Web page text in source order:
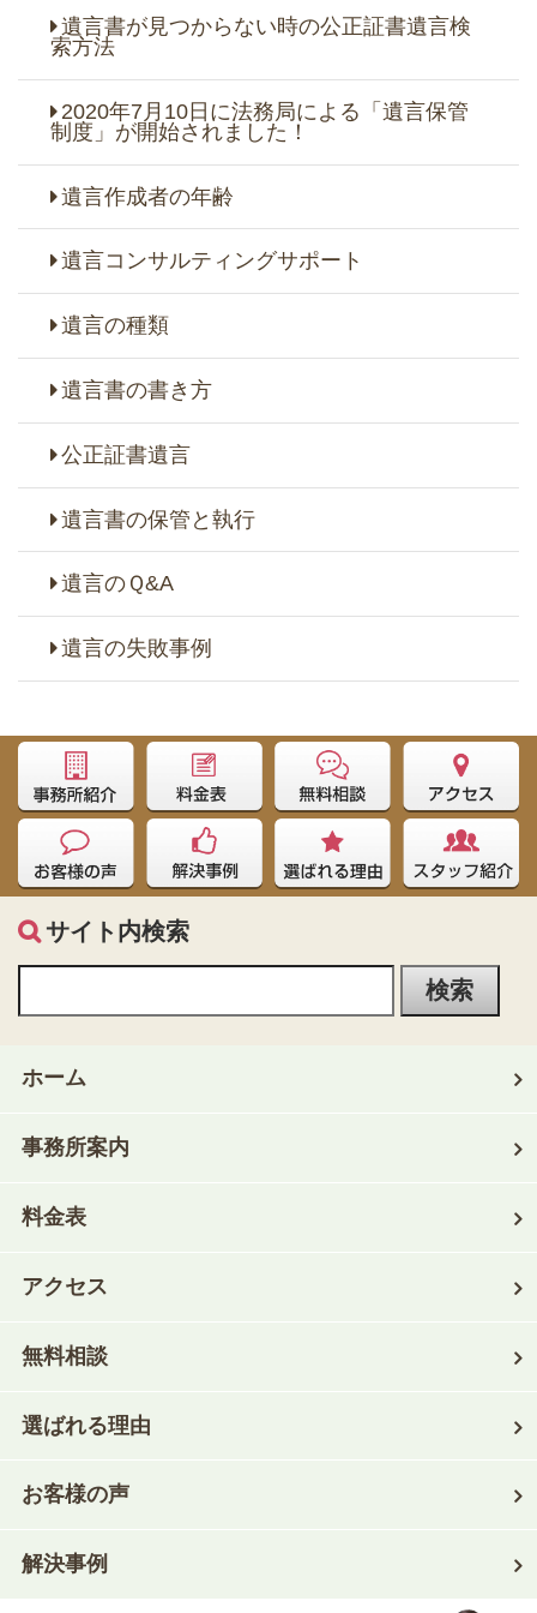
遺言書が見つからない時の公正証書遺言検
索方法
2020年7月10日に法務局による「遺言保管
制度」が開始されました！
遺言作成者の年齢
遺言コンサルティングサポート
遺言の種類
遺言書の書き方
公正証書遺言
遺言書の保管と執行
遺言のＱ&A
遺言の失敗事例
サイト内検索
ホーム
事務所案内
料金表
アクセス
無料相談
選ばれる理由
お客様の声
解決事例